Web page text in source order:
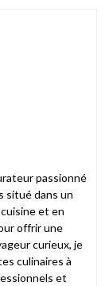
passionné
situé dans un
et en
offrir une
curieux, je
culinaires à
et